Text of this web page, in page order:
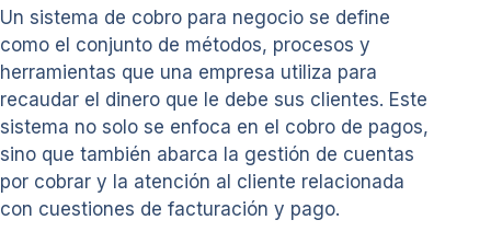
Un sistema de cobro para negocio se define
como el conjunto de métodos, procesos y
herramientas que una empresa utiliza para
recaudar el dinero que le debe sus clientes. Este
sistema no solo se enfoca en el cobro de pagos,
sino que también abarca la gestión de cuentas
por cobrar y la atención al cliente relacionada
con cuestiones de facturación y pago.